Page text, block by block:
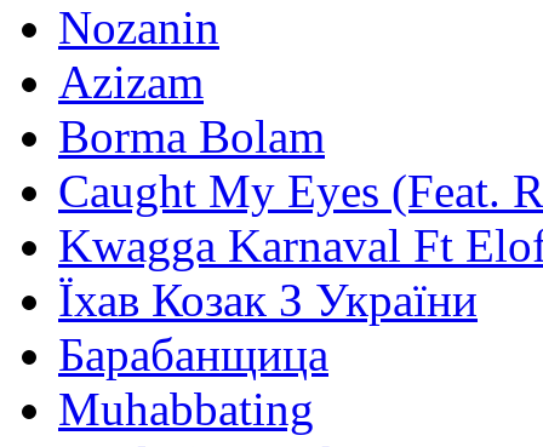
Nozanin
Azizam
Borma Bolam
Caught My Eyes (Feat.
Kwagga Karnaval Ft
Їхав Козак З України
Барабанщица
Muhabbating